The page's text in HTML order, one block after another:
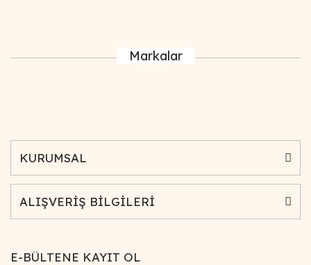
Markalar
KURUMSAL
ALIŞVERİŞ BİLGİLERİ
E-BÜLTENE KAYIT OL